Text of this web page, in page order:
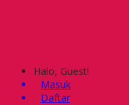
Halo, Guest!
Masuk
Daftar